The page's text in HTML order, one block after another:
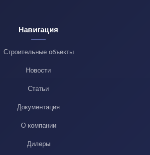
Навигация
Строительные объекты
Новости
Статьи
Документация
О компании
Дилеры